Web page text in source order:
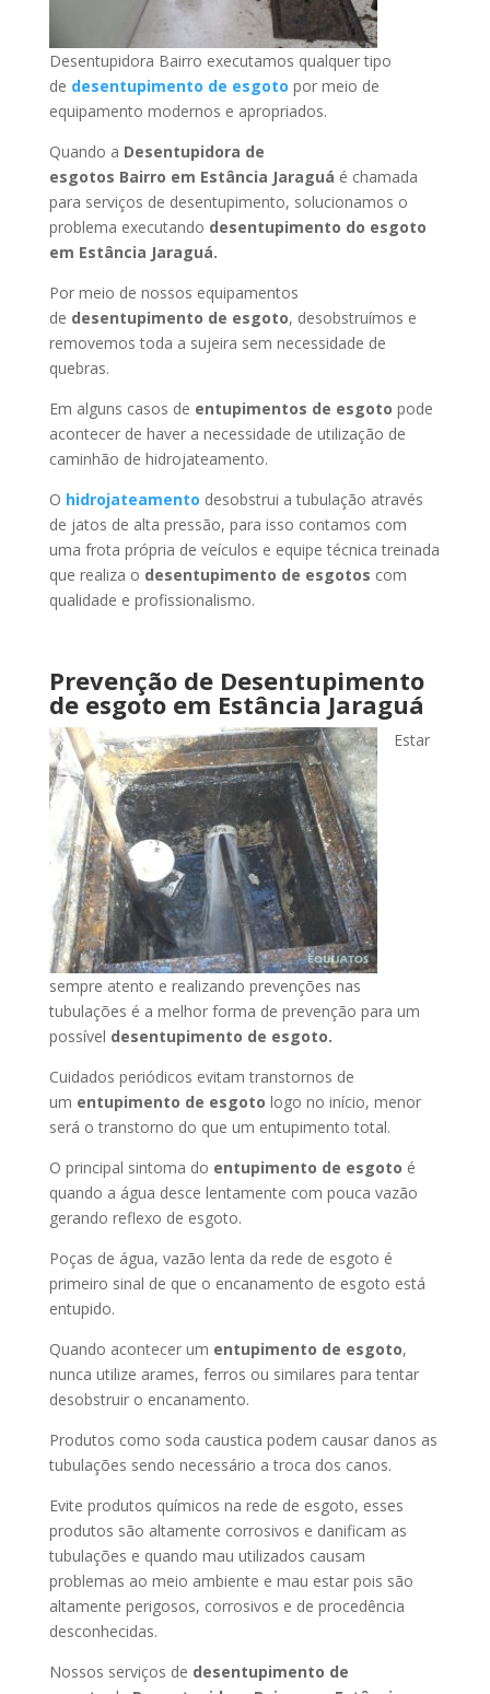
Desentupidora Bairro executamos qualquer tipo
de desentupimento de esgoto por meio de
equipamento modernos e apropriados.
Quando a Desentupidora de
esgotos Bairro em Estância Jaraguá é chamada
para serviços de desentupimento, solucionamos o
problema executando desentupimento do esgoto
em Estância Jaraguá.
Por meio de nossos equipamentos
de desentupimento de esgoto, desobstruímos e
removemos toda a sujeira sem necessidade de
quebras.
Em alguns casos de entupimentos de esgoto pode
acontecer de haver a necessidade de utilização de
caminhão de hidrojateamento.
O hidrojateamento desobstrui a tubulação através
de jatos de alta pressão, para isso contamos com
uma frota própria de veículos e equipe técnica treinada
que realiza o desentupimento de esgotos com
qualidade e profissionalismo.
Prevenção de Desentupimento
de esgoto em Estância Jaraguá
Estar
sempre atento e realizando prevenções nas
tubulações é a melhor forma de prevenção para um
possível desentupimento de esgoto.
Cuidados periódicos evitam transtornos de
um entupimento de esgoto logo no início, menor
será o transtorno do que um entupimento total.
O principal sintoma do entupimento de esgoto é
quando a água desce lentamente com pouca vazão
gerando reflexo de esgoto.
Poças de água, vazão lenta da rede de esgoto é
primeiro sinal de que o encanamento de esgoto está
entupido.
Quando acontecer um entupimento de esgoto,
nunca utilize arames, ferros ou similares para tentar
desobstruir o encanamento.
Produtos como soda caustica podem causar danos as
tubulações sendo necessário a troca dos canos.
Evite produtos químicos na rede de esgoto, esses
produtos são altamente corrosivos e danificam as
tubulações e quando mau utilizados causam
problemas ao meio ambiente e mau estar pois são
altamente perigosos, corrosivos e de procedência
desconhecidas.
Nossos serviços de desentupimento de